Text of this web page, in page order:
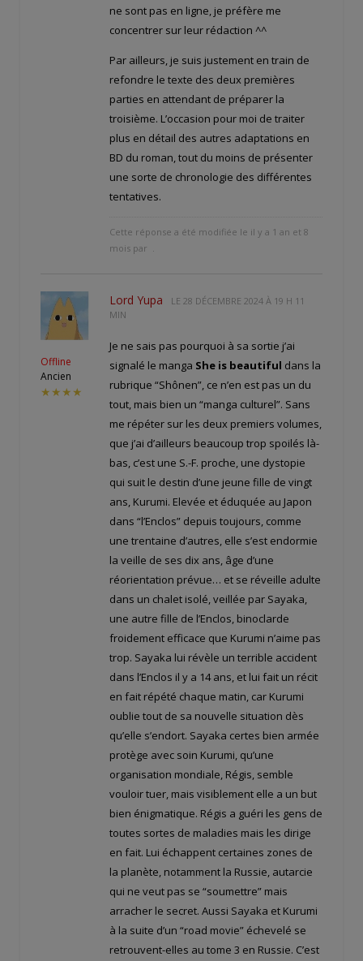
ne sont pas en ligne, je préfère me
concentrer sur leur rédaction ^^
Par ailleurs, je suis justement en train de
refondre le texte des deux premières
parties en attendant de préparer la
troisième. L’occasion pour moi de traiter
plus en détail des autres adaptations en
BD du roman, tout du moins de présenter
une sorte de chronologie des différentes
tentatives.
Cette réponse a été modifiée le il y a 1 an et 8
mois par .
Offline
Ancien
★★★★
Lord Yupa LE 28 DÉCEMBRE 2024 À 19 H 11
MIN
Je ne sais pas pourquoi à sa sortie j’ai
signalé le manga She is beautiful dans la
rubrique “Shônen”, ce n’en est pas un du
tout, mais bien un “manga culturel”. Sans
me répéter sur les deux premiers volumes,
que j’ai d’ailleurs beaucoup trop spoilés là-
bas, c’est une S.-F. proche, une dystopie
qui suit le destin d’une jeune fille de vingt
ans, Kurumi. Elevée et éduquée au Japon
dans “l’Enclos” depuis toujours, comme
une trentaine d’autres, elle s’est endormie
la veille de ses dix ans, âge d’une
réorientation prévue… et se réveille adulte
dans un chalet isolé, veillée par Sayaka,
une autre fille de l’Enclos, binoclarde
froidement efficace que Kurumi n’aime pas
trop. Sayaka lui révèle un terrible accident
dans l’Enclos il y a 14 ans, et lui fait un récit
en fait répété chaque matin, car Kurumi
oublie tout de sa nouvelle situation dès
qu’elle s’endort. Sayaka certes bien armée
protège avec soin Kurumi, qu’une
organisation mondiale, Régis, semble
vouloir tuer, mais visiblement elle a un but
bien énigmatique. Régis a guéri les gens de
toutes sortes de maladies mais les dirige
en fait. Lui échappent certaines zones de
la planète, notamment la Russie, autarcie
qui ne veut pas se “soumettre” mais
arracher le secret. Aussi Sayaka et Kurumi
à la suite d’un “road movie” échevelé se
retrouvent-elles au tome 3 en Russie. C’est